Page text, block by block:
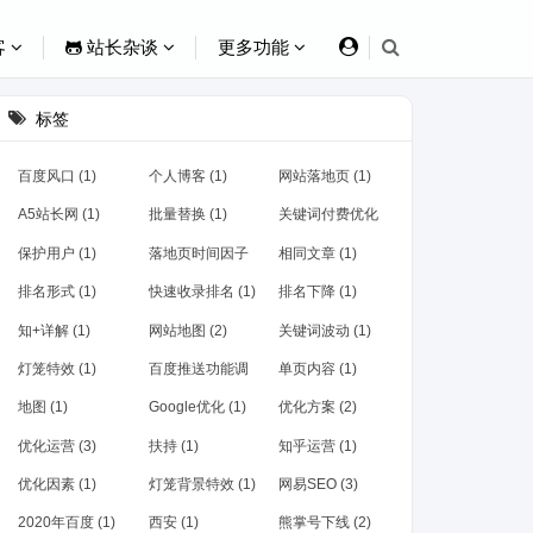
站长杂谈 更多功能
标签
百度风口 (1) 个人博客 (1) 网站落地页 (1)
A5站长网 (1) 批量替换 (1) 关键词付费优化
(1)
保护用户 (1) 落地页时间因子
(1)
相同文章 (1)
排名形式 (1) 快速收录排名 (1) 排名下降 (1)
知+详解 (1) 网站地图 (2) 关键词波动 (1)
灯笼特效 (1) 百度推送功能调
整 (1)
单页内容 (1)
地图 (1) Google优化 (1) 优化方案 (2)
优化运营 (3) 扶持 (1) 知乎运营 (1)
优化因素 (1) 灯笼背景特效 (1) 网易SEO (3)
2020年百度 (1) 西安 (1) 熊掌号下线 (2)